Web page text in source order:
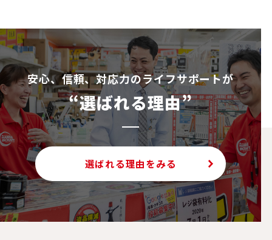
ゲ
ー
シ
ョ
ン
安⼼、信頼、対応⼒のライフサポートが
“選ばれる理由”
選ばれる理由をみる